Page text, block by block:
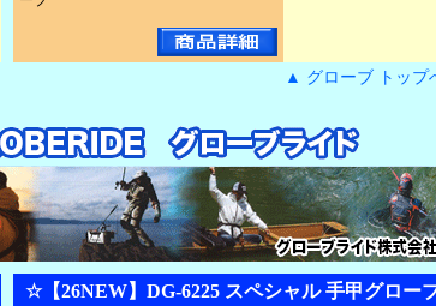
▲ グローブ トップ
☆【26NEW】DG-6225 スペシャル 手甲グロー